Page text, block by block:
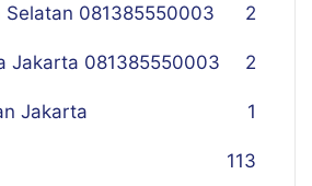
Selatan 081385550003 2
Jakarta 081385550003 2
Jakarta 1
113